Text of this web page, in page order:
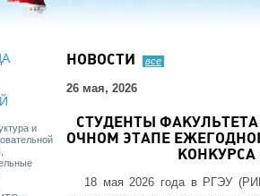
и
НОВОСТИ все
26 мая, 2026
СТУДЕНТЫ
ОЧНОМ ЭТАПЕ
18 мая 2026 года в РГЭУ